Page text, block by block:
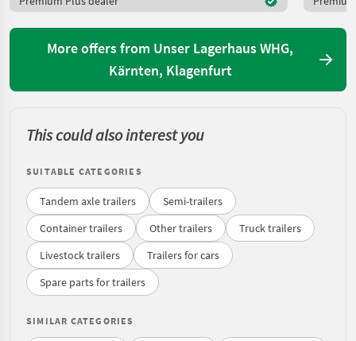
More offers from Unser Lagerhaus WHG,
Kärnten, Klagenfurt
This could also interest you
SUITABLE CATEGORIES
Tandem axle trailers
Semi-trailers
Container trailers
Other trailers
Truck trailers
Livestock trailers
Trailers for cars
Spare parts for trailers
SIMILAR CATEGORIES